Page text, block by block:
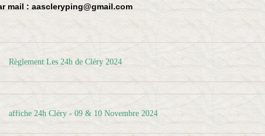
mail : aascleryping@gmail.com
Règlement Les 24h de Cléry 2024
affiche 24h Cléry - 09 & 10 Novembre 2024